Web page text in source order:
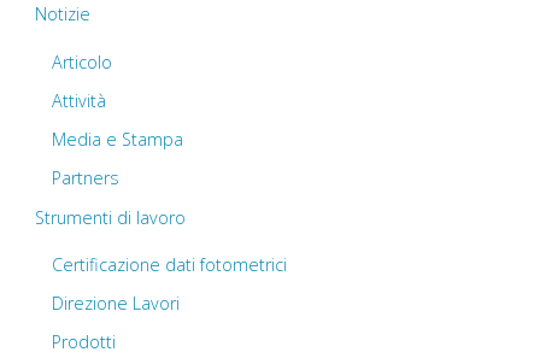
Notizie
Articolo
Attività
Media e Stampa
Partners
Strumenti di lavoro
Certificazione dati fotometrici
Direzione Lavori
Prodotti